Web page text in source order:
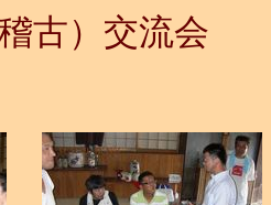
古）交流会